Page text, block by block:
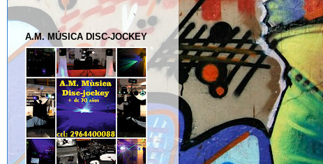
A.M. MÚSICA DISC-JOCKEY